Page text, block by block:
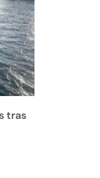
tras